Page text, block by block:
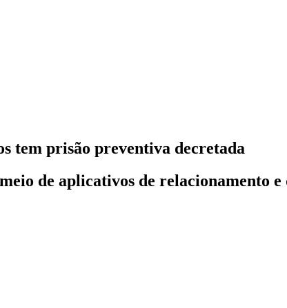
tem prisão preventiva decretada
de aplicativos de relacionamento e